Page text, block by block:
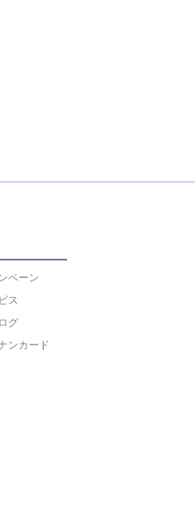
ペーン
ス
グ
ンカード